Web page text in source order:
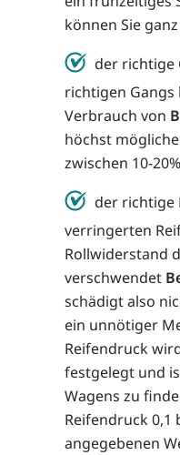
können Sie
der richtige
richtigen
Verbrauch von
höchst
zwischen 10-20%
der richtige
verringerten
Rollwiderstand
verschwendet
schädigt also
ein unnötiger
Reifendruck
festgelegt und
Wagens zu
Reifendruck 0,1
angegebenen